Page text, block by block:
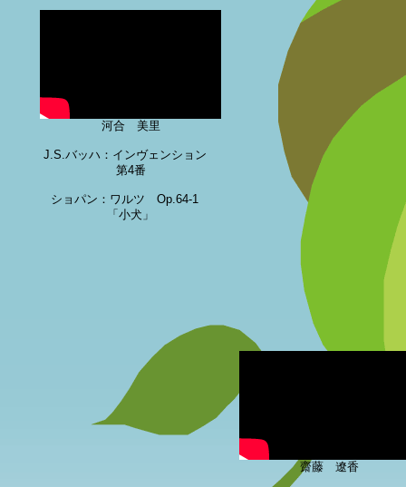
河合 美里
J.S.バッハ：インヴェンション
第4番
ショパン：ワルツ Op.64-1
「小犬」
齋藤 遼香